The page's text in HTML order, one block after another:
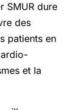
SMUR dure
des
patients en
et la